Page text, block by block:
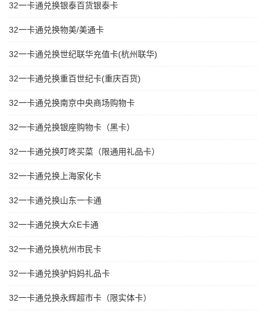
32一卡通兑换银泰百货银泰卡
32一卡通兑换物美/美通卡
32一卡通兑换世纪联华充值卡(杭州联华)
32一卡通兑换重百世纪卡(重庆百货)
32一卡通兑换南京中央商场购物卡
32一卡通兑换银座购物卡（黑卡）
32一卡通兑换叮咚买菜（限通用礼品卡）
32一卡通兑换上海家化卡
32一卡通兑换山东一卡通
32一卡通兑换大众E卡通
32一卡通兑换杭州市民卡
32一卡通兑换驴妈妈礼品卡
32一卡通兑换永辉超市卡（限实体卡）